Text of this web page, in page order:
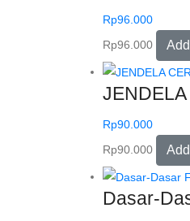
Rp96.000
Rp96.000
Rp90.000
Rp90.000
Dasar-